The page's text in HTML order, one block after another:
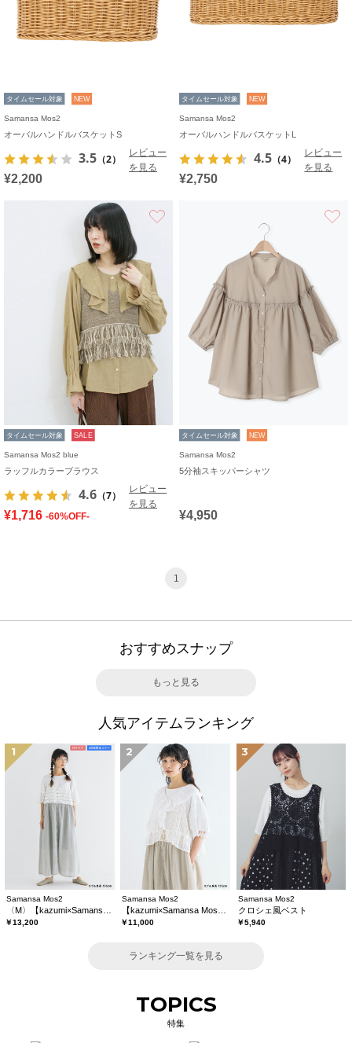
タイムセール対象 NEW
Samansa Mos2
オーバルハンドルバスケットS
3.5 （2）
レビュー
を見る
¥2,200
タイムセール対象 NEW
Samansa Mos2
オーバルハンドルバスケットL
4.5 （4）
レビュー
を見る
¥2,750
タイムセール対象 SALE
Samansa Mos2 blue
ラッフルカラーブラウス
4.6 （7）
レビュー
を見る
¥1,716 -60%OFF-
タイムセール対象 NEW
Samansa Mos2
5分袖スキッパーシャツ
¥4,950
1
おすすめスナップ
もっと見る
人気アイテムランキング
1
Samansa Mos2
￥13,200
2
Samansa Mos2
￥11,000
3
Samansa Mos2
クロシェ風ベスト
￥5,940
ランキング一覧を見る
TOPICS
特集